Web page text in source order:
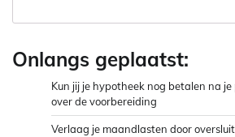
Onlangs geplaatst:
Kun jij je hypotheek nog betalen na
over de voorbereiding
Verlaag je maandlasten door